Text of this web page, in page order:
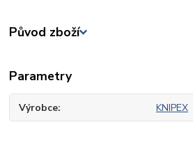
Původ zboží
Parametry
Výrobce KNIPEX